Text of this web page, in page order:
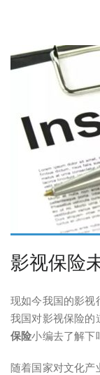
影视保险
现如今我国的影视
我国对影视保险的
保险小编去了解下
随着国家对文化产